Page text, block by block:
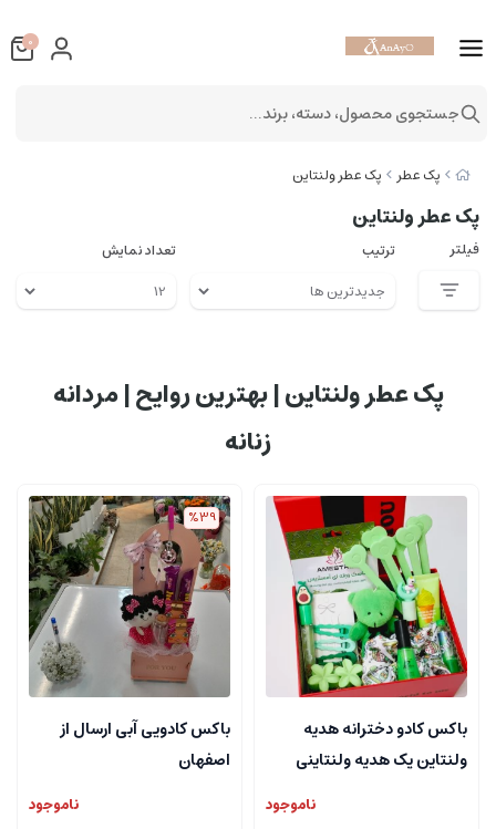
پک عطر پک عطر ولنتاین
پک عطر ولنتاین
فیلتر ترتیب تعداد نمایش
پک عطر ولنتاین | بهترین روایح | مردانه
زنانه
باکس کادو دخترانه هدیه
ولنتاین پک هدیه ولنتاینی
ناموجود
%39
باکس کادویی آبی ارسال از
اصفهان
ناموجود
0
جستجوی محصول، دسته، برند...